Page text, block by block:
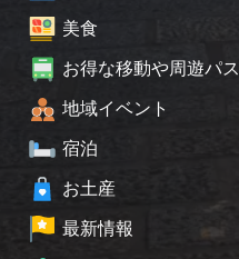
美食
お得な移動や周遊パス
地域イベント
宿泊
お土産
最新情報